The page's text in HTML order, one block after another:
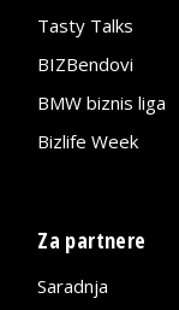
Tasty Talks
BIZBendovi
BMW biznis liga
Bizlife Week
Za partnere
Saradnja